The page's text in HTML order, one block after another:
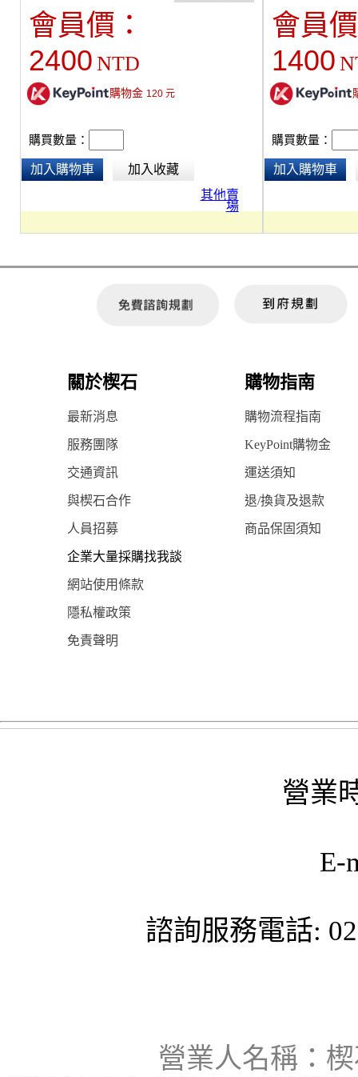
會員價：
2400 NTD
購物金 120元
購買數量：
加入購物車
加入收藏
其他賣
場
會員
1400
購買數量：
加入購物車
關於楔石 購物指南
最新消息 購物流程指南
服務團隊 KeyPoint購物金
交通資訊 運送須知
與楔石合作 退/換貨及退款
人員招募 商品保固須知
企業大量採購找我談
網站使用條款
隱私權政策
免責聲明
營業
E-
諮詢服務電話:
營業人名稱：